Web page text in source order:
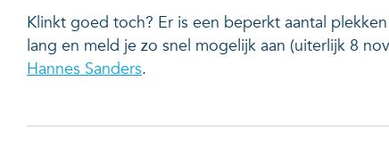
Klinkt goed toch? Er is een beperkt aantal
lang en meld je zo snel mogelijk aan (uiterlijk 8
Hannes Sanders.